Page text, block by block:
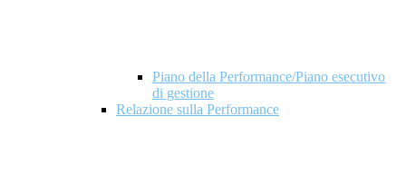
Piano della Performance/Piano esecutivo
di gestione
Relazione sulla Performance